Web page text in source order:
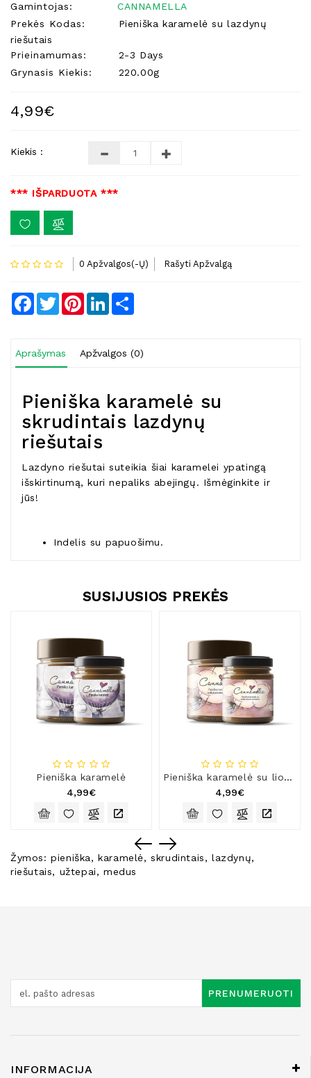
Kūdikiams
Pirties
Reikalai
Indai
Dovanos
Gamintojas:
CANNAMELLA
Prekės Kodas:
Pieniška karamelė su lazdynų
riešutais
Prieinamumas:
2-3 Days
Grynasis Kiekis:
220.00g
4,99€
Kiekis :
*** IŠPARDUOTA ***
0 Apžvalgos(-Ų) Rašyti Apžvalgą
Facebook
TwitterPinterestLinkedIn
Aprašymas Apžvalgos (0)
Pieniška karamelė su
skrudintais lazdynų
riešutais
Lazdyno riešutai suteikia šiai karamelei ypatingą
išskirtinumą, kuri nepaliks abejingų. Išmėginkite ir
jūs!
Indelis su papuošimu.
SUSIJUSIOS PREKĖS
Pieniška karamelė
4,99€
Pieniška karamelė su liofilizuotomis avietėmis
4,99€
Žymos:pieniška,karamelė,skrudintais,lazdynų,
riešutais, užtepai,medus
PRENUMERUOTI
INFORMACIJA